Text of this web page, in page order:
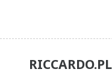
RICCARDO.PL